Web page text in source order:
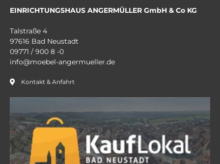
EINRICHTUNGSHAUS ANGERMÜLLER GmbH & Co KG
Talstraße 4
97616 Bad Neustadt
09771 / 900 8 -0
info@moebel-angermueller.de
Kontakt & Anfahrt